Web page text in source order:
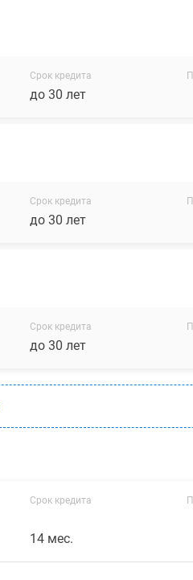
Срок кредита
до 30 лет
Срок кредита
до 30 лет
Срок кредита
до 30 лет
Срок кредита
14 мес.